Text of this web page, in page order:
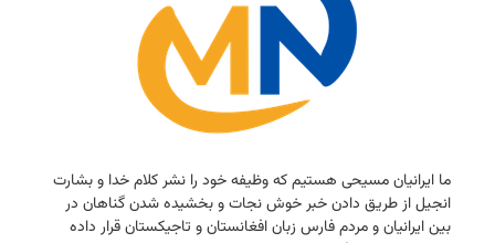
ما ایرانیان مسیحی هستیم كه وظیفه خود را نشر كلام خدا و بشارت
انجیل از طریق دادن خبر خوش نجات و بخشیده شدن گناهان در
بین ایرانیان و مردم فارس زبان افغانستان و تاجیكستان قرار داده